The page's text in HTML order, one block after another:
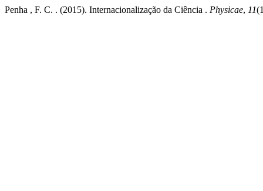
Penha , F. C. . (2015). Internacionalização da Ciência . Physicae, 11